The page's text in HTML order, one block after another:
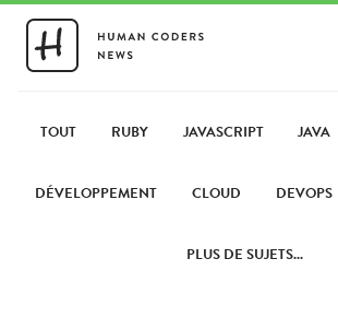
PARTAGER UN LIEN
TOUT RUBY JAVASCRIPT JAVA
DÉVELOPPEMENT CLOUD DEVOPS
PLUS DE SUJETS...